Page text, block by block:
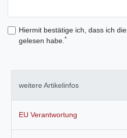
Hiermit bestätige ich, dass ich die
gelesen habe.*
weitere Artikelinfos
EU Verantwortung